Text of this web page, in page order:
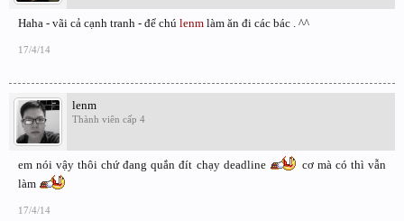
Haha - vãi cả cạnh tranh - để chú lenm làm ăn đi các bác . ^^
17/4/14
lenm
Thành viên cấp 4
em nói vậy thôi chứ đang quắn đít chạy deadline
cơ mà có thì vẫn
làm
17/4/14